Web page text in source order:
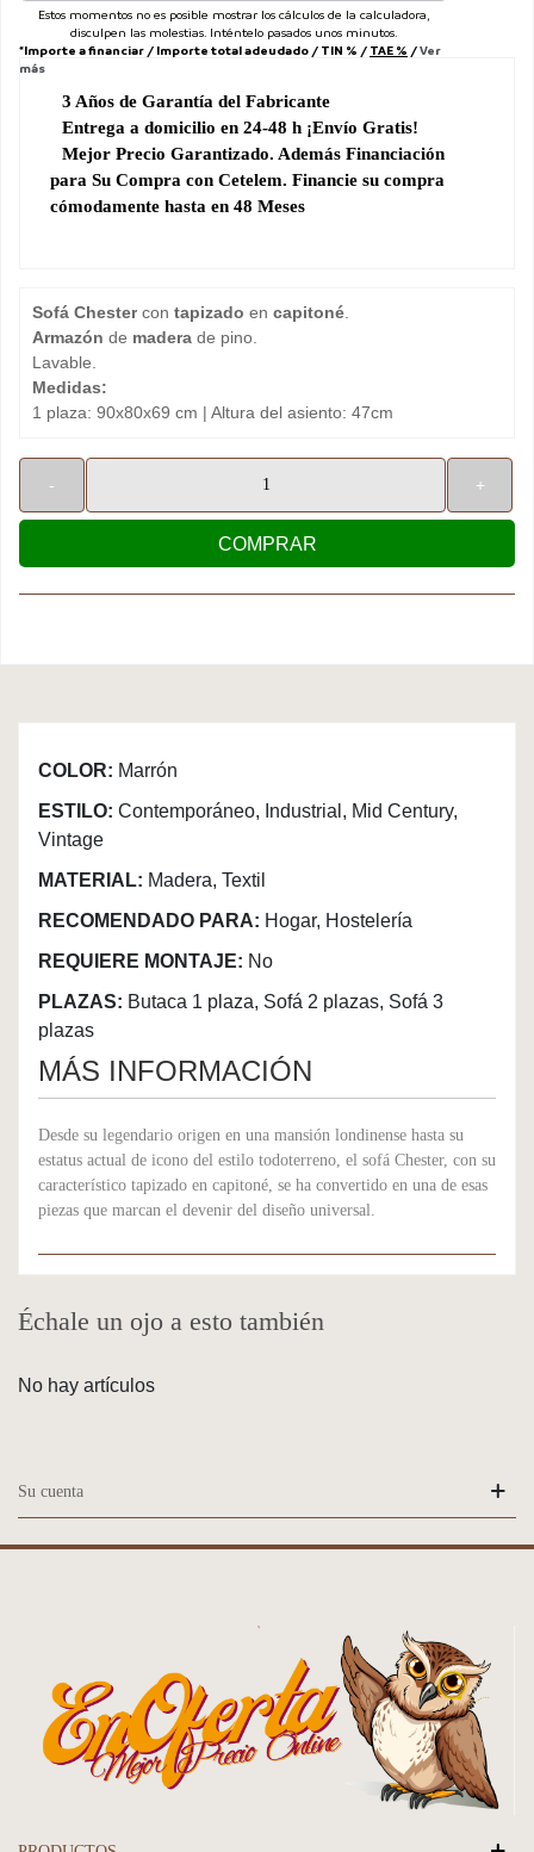
Estos momentos no es posible mostrar los cálculos de la calculadora,
disculpen las molestias. Inténtelo pasados unos minutos.
*Importe a financiar / Importe total adeudado / TIN % / TAE % /Ver
más
3 Años de Garantía del Fabricante
Entrega a domicilio en 24-48 h ¡Envío Gratis!
Mejor Precio Garantizado. Además Financiación
para Su Compra con Cetelem. Financie su compra
cómodamente hasta en 48 Meses
Sofá Chester con tapizado en capitoné
Armazón de madera de pino.
Lavable.
Medidas:
1 plaza: 90x80x69 cm | Altura del asiento: 47cm
- +
COMPRAR
COLOR: Marrón
ESTILO: Contemporáneo, Industrial, Mid Century,
Vintage
MATERIAL: Madera, Textil
RECOMENDADO PARA: Hogar, Hostelería
REQUIERE MONTAJE: No
PLAZAS: Butaca 1 plaza, Sofá 2 plazas, Sofá 3
plazas
MÁS INFORMACIÓN
Desde su legendario origen en una mansión londinense hasta su
estatus actual de icono del estilo todoterreno, el sofá Chester, con su
característico tapizado en capitoné, se ha convertido en una de esas
piezas que marcan el devenir del diseño universal.
Échale un ojo a esto también
No hay artículos
Su cuenta